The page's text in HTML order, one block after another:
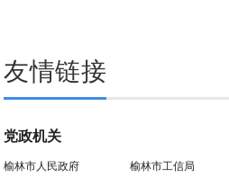
友情链接
党政机关
榆林市人民政府 榆林市工信局